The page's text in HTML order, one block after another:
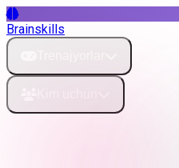
Brainskills